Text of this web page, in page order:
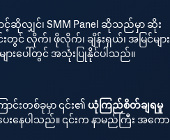
င့်ဆိုလျှင်၊ SMM Panel ဆိုသည်မှာ ဆိုး
င် လိုက်၊ ဖိုလိုက်၊ ချိန်းရှယ်၊ အမြင်များ
ျားပေါ်တွင် အသုံးပြုနိုင်ပါသည်။
ာင်းတစ်ခုမှာ ၎င်း၏ ယုံကြည်စိတ်ချရမှု
းနေပါသည်။ ၎င်းက နာမည်ကြီး အကော